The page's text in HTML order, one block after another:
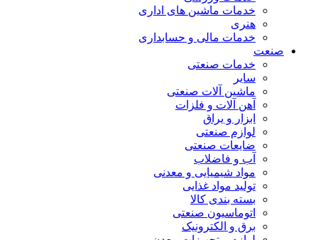
خدمات ماشین های اداری
هنری
خدمات مالی و حسابداری
صنعت
خدمات صنعتی
سایر
ماشین آلات صنعتی
آهن آلات و فلزات
ابزار و یراق
لوازم صنعتی
ضایعات صنعتی
آب و فاضلاب
مواد شیمیایی و معدنی
تولید مواد غذایی
بسته بندی کالا
اتوماسیون صنعتی
برق و الکترونیک